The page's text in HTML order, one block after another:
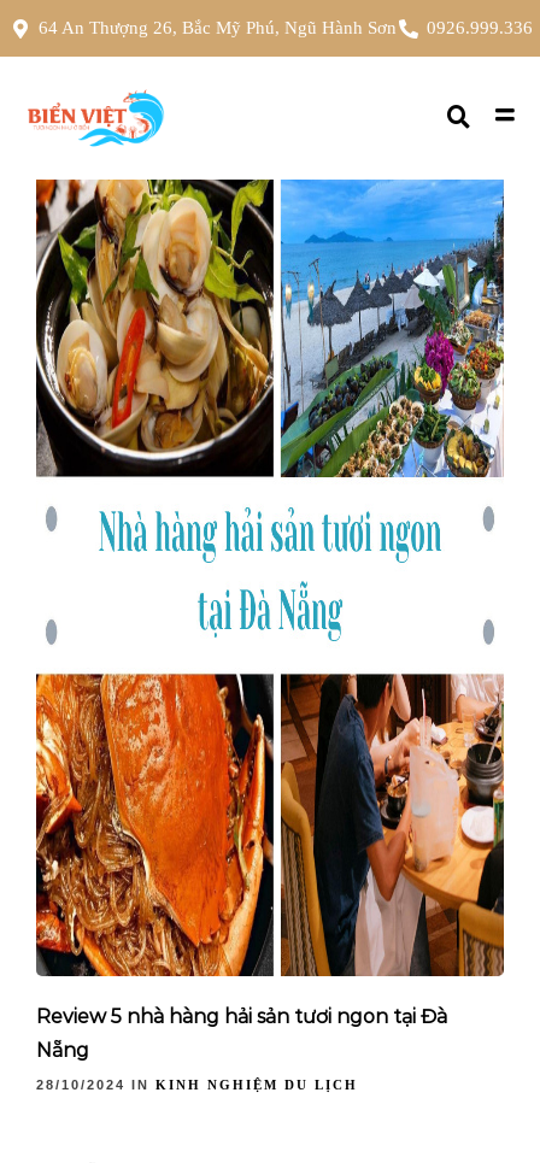
64 An Thượng 26, Bắc Mỹ Phú, Ngũ Hành Sơn 0926.999.336
Review 5 nhà hàng hải sản tươi ngon tại Đà
Nẵng
28/10/2024 IN KINH NGHIỆM DU LỊCH